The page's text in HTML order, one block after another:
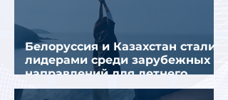
Белоруссия и Казахстан стали
лидерами среди зарубежных
направлений для летнего
отдыха россиян